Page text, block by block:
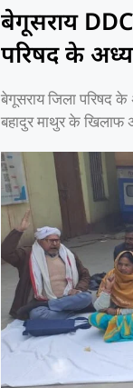
बेगूसराय
परिषद के
बेगूसराय जिला परिषद
बहादुर माथुर के खिलाफ